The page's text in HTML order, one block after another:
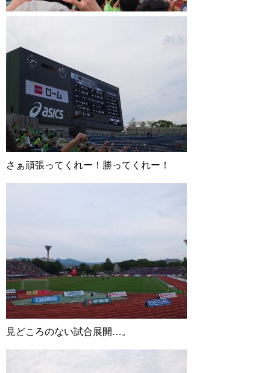
さぁ頑張ってくれー！勝ってくれー！
見どころのない試合展開…。